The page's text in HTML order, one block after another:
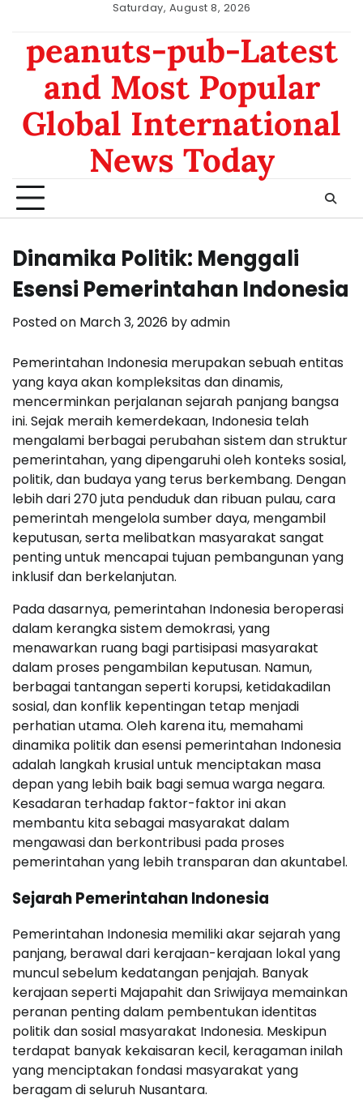
content
Saturday, August 8, 2026
hksgp
peanuts-pub-Latest
and Most Popular
Global International
News Today
Dinamika Politik: Menggali
Esensi Pemerintahan Indonesia
Posted on March 3, 2026 byadmin
Pemerintahan Indonesia merupakan sebuah entitas
yang kaya akan kompleksitas dan dinamis,
mencerminkan perjalanan sejarah panjang bangsa
ini. Sejak meraih kemerdekaan, Indonesia telah
mengalami berbagai perubahan sistem dan struktur
pemerintahan, yang dipengaruhi oleh konteks sosial,
politik, dan budaya yang terus berkembang. Dengan
lebih dari 270 juta penduduk dan ribuan pulau, cara
pemerintah mengelola sumber daya, mengambil
keputusan, serta melibatkan masyarakat sangat
penting untuk mencapai tujuan pembangunan yang
inklusif dan berkelanjutan.
Pada dasarnya, pemerintahan Indonesia beroperasi
dalam kerangka sistem demokrasi, yang
menawarkan ruang bagi partisipasi masyarakat
dalam proses pengambilan keputusan. Namun,
berbagai tantangan seperti korupsi, ketidakadilan
sosial, dan konflik kepentingan tetap menjadi
perhatian utama. Oleh karena itu, memahami
dinamika politik dan esensi pemerintahan Indonesia
adalah langkah krusial untuk menciptakan masa
depan yang lebih baik bagi semua warga negara.
Kesadaran terhadap faktor-faktor ini akan
membantu kita sebagai masyarakat dalam
mengawasi dan berkontribusi pada proses
pemerintahan yang lebih transparan dan akuntabel.
Sejarah Pemerintahan Indonesia
Pemerintahan Indonesia memiliki akar sejarah yang
panjang, berawal dari kerajaan-kerajaan lokal yang
muncul sebelum kedatangan penjajah. Banyak
kerajaan seperti Majapahit dan Sriwijaya memainkan
peranan penting dalam pembentukan identitas
politik dan sosial masyarakat Indonesia. Meskipun
terdapat banyak kekaisaran kecil, keragaman inilah
yang menciptakan fondasi masyarakat yang
beragam di seluruh Nusantara.